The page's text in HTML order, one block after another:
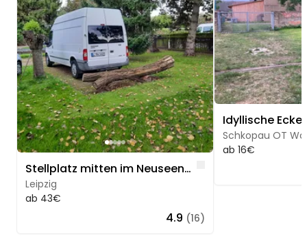
Stellplatz mitten im Neuseenland Leipzig Nr. 2
Leipzig
ab 43€
4.9 (16)
Schkopau OT
ab 16€